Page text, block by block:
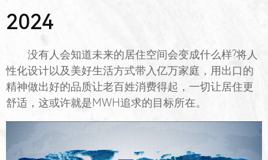
2024
没有人会知道未来的居住空间会变成什么样?将人
性化设计以及美好生活方式带入亿万家庭，用出口的
精神做出好的品质让老百姓消费得起，一切让居住更
舒适，这或许就是MWH追求的目标所在。